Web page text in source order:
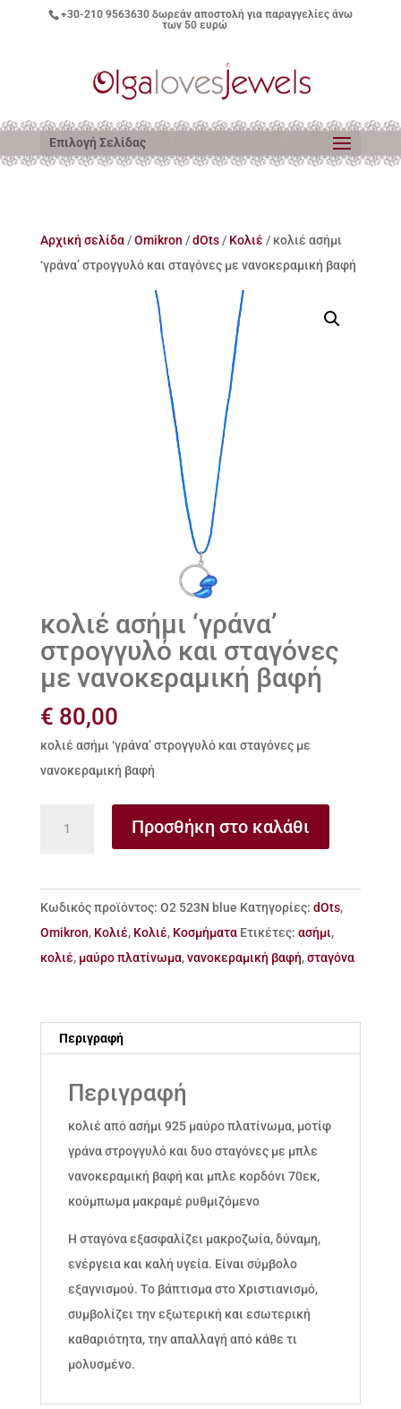
+30-210 9563630δωρεάν αποστολή για παραγγελίες άνω
των 50 ευρώ
Επιλογή Σελίδας
Αρχική σελίδα/Omikron /dOts/ Κολιέ / κολιέ ασήμι
‘γράνα’ στρογγυλό και σταγόνες με νανοκεραμική βαφή
κολιέ ασήμι ‘γράνα’
στρογγυλό και σταγόνες
με νανοκεραμική βαφή
€ 80,00
κολιέ ασήμι ‘γράνα’ στρογγυλό και σταγόνες με
νανοκεραμική βαφή
στρογγυλό
και
σταγόνες
με
ποσότητα
Προσθήκη στο καλάθι
Κωδικός προϊόντος: Ο2 523Ν blue Κατηγορίες: dOts,
Omikron, Κολιέ, Κολιέ, Κοσμήματα Ετικέτες: ασήμι,
κολιέ, μαύρο πλατίνωμα,νανοκεραμική βαφή,σταγόνα
Περιγραφή
Περιγραφή
κολιέ από ασήμι 925 μαύρο πλατίνωμα, μοτίφ
γράνα στρογγυλό και δυο σταγόνες με μπλε
νανοκεραμική βαφή και μπλε κορδόνι 70εκ,
κούμπωμα μακραμέ ρυθμιζόμενο
Η σταγόνα εξασφαλίζει μακροζωία, δύναμη,
ενέργεια και καλή υγεία. Είναι σύμβολο
εξαγνισμού. Το βάπτισμα στο Χριστιανισμό,
συμβολίζει την εξωτερική και εσωτερική
καθαριότητα, την απαλλαγή από κάθε τι
μολυσμένο.